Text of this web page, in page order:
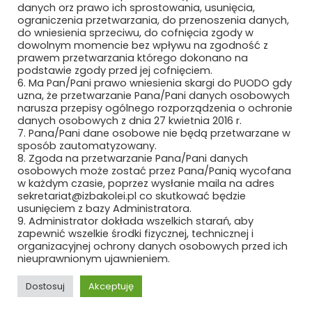
Bezpieczne płatności
Copyright ©2024 Polska Izba Kolei
danych orz prawo ich sprostowania, usunięcia,
ograniczenia przetwarzania, do przenoszenia danych,
do wniesienia sprzeciwu, do cofnięcia zgody w
dowolnym momencie bez wpływu na zgodność z
prawem przetwarzania którego dokonano na
podstawie zgody przed jej cofnięciem.
6. Ma Pan/Pani prawo wniesienia skargi do PUODO gdy
uzna, że przetwarzanie Pana/Pani danych osobowych
narusza przepisy ogólnego rozporządzenia o ochronie
danych osobowych z dnia 27 kwietnia 2016 r.
7. Pana/Pani dane osobowe nie będą przetwarzane w
sposób zautomatyzowany.
8. Zgoda na przetwarzanie Pana/Pani danych
osobowych może zostać przez Pana/Panią wycofana
w każdym czasie, poprzez wysłanie maila na adres
sekretariat@izbakolei.pl co skutkować będzie
usunięciem z bazy Administratora.
9. Administrator dokłada wszelkich starań, aby
zapewnić wszelkie środki fizycznej, technicznej i
organizacyjnej ochrony danych osobowych przed ich
nieuprawnionym ujawnieniem.
Dostosuj Akceptuję